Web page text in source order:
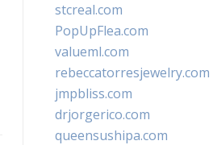
stcreal.com
PopUpFlea.com
valueml.com
rebeccatorresjewelry.com
jmpbliss.com
drjorgerico.com
queensushipa.com